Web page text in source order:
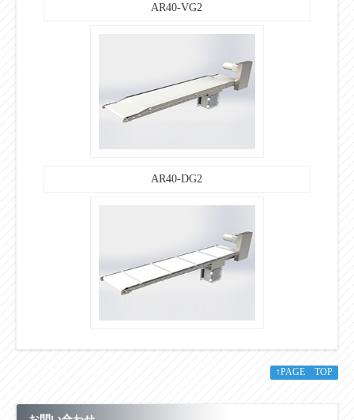
AR40-VG2
AR40-DG2
↑PAGE TOP